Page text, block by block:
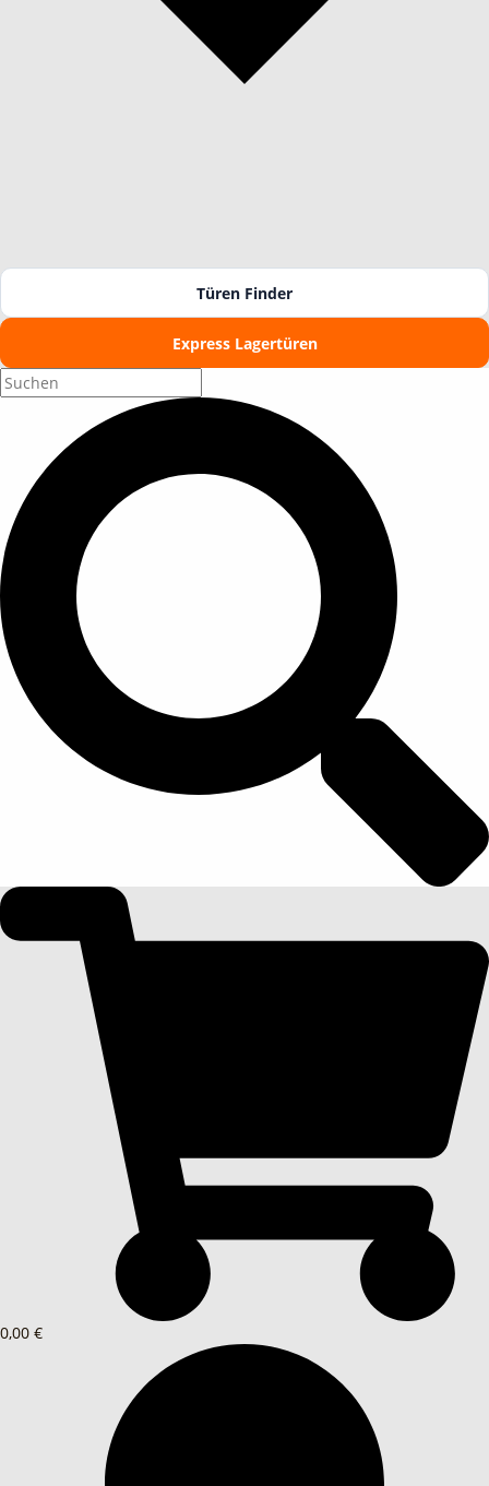
Türen Finder
Express Lagertüren
0,00 €